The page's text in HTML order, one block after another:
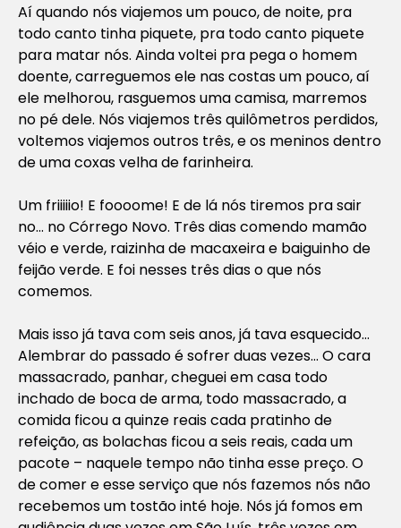
Aí quando nós viajemos um pouco, de noite, pra
todo canto tinha piquete, pra todo canto piquete
para matar nós. Ainda voltei pra pega o homem
doente, carreguemos ele nas costas um pouco, aí
ele melhorou, rasguemos uma camisa, marremos
no pé dele. Nós viajemos três quilômetros perdidos,
voltemos viajemos outros três, e os meninos dentro
de uma coxas velha de farinheira.
Um friiiiio! E foooome! E de lá nós tiremos pra sair
no… no Córrego Novo. Três dias comendo mamão
véio e verde, raizinha de macaxeira e baiguinho de
feijão verde. E foi nesses três dias o que nós
comemos.
Mais isso já tava com seis anos, já tava esquecido…
Alembrar do passado é sofrer duas vezes… O cara
massacrado, panhar, cheguei em casa todo
inchado de boca de arma, todo massacrado, a
comida ficou a quinze reais cada pratinho de
refeição, as bolachas ficou a seis reais, cada um
pacote – naquele tempo não tinha esse preço. O
de comer e esse serviço que nós fazemos nós não
recebemos um tostão inté hoje. Nós já fomos em